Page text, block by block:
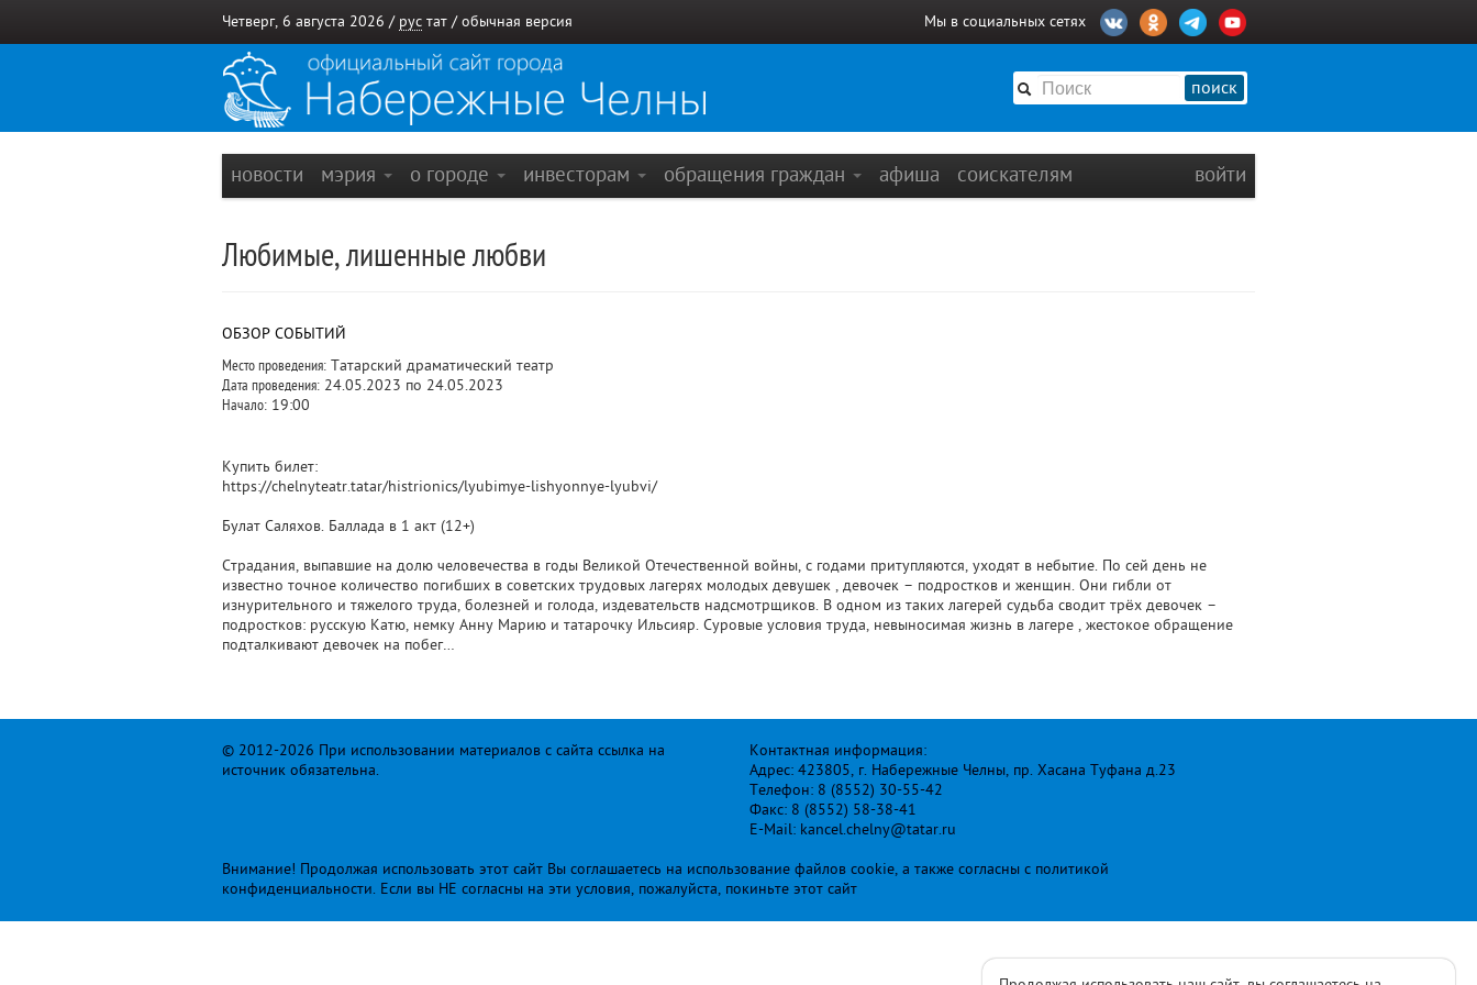
Четверг, 6 августа 2026 / рус тат / обычная версия Мы в социальных сетях
поиск
новости мэрия о городе инвесторам обращения граждан афиша соискателям войти
Любимые, лишенные любви
ОБЗОР СОБЫТИЙ
Место проведения: Татарский драматический театр
Дата проведения: 24.05.2023 по 24.05.2023
Начало: 19:00
Купить билет:
https://chelnyteatr.tatar/histrionics/lyubimye-lishyonnye-lyubvi/
Булат Саляхов. Баллада в 1 акт (12+)
Страдания, выпавшие на долю человечества в годы Великой Отечественной войны, с годами притупляются, уходят в небытие. По сей день не
известно точное количество погибших в советских трудовых лагерях молодых девушек , девочек – подростков и женщин. Они гибли от
изнурительного и тяжелого труда, болезней и голода, издевательств надсмотрщиков. В одном из таких лагерей судьба сводит трёх девочек –
подростков: русскую Катю, немку Анну Марию и татарочку Ильсияр. Суровые условия труда, невыносимая жизнь в лагере , жестокое обращение
подталкивают девочек на побег…
© 2012-2026 При использовании материалов с сайта ссылка на
источник обязательна.
Контактная информация:
Адрес: 423805, г. Набережные Челны, пр. Хасана Туфана д.23
Телефон: 8 (8552) 30-55-42
Факс: 8 (8552) 58-38-41
E-Mail: kancel.chelny@tatar.ru
Внимание! Продолжая использовать этот сайт Вы соглашаетесь на использование файлов cookie, а также согласны с политикой
конфиденциальности. Если вы НЕ согласны на эти условия, пожалуйста, покиньте этот сайт